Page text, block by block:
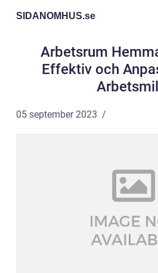
SIDANOMHUS.se
Arbetsrum
Effektiv och
05 september 2023